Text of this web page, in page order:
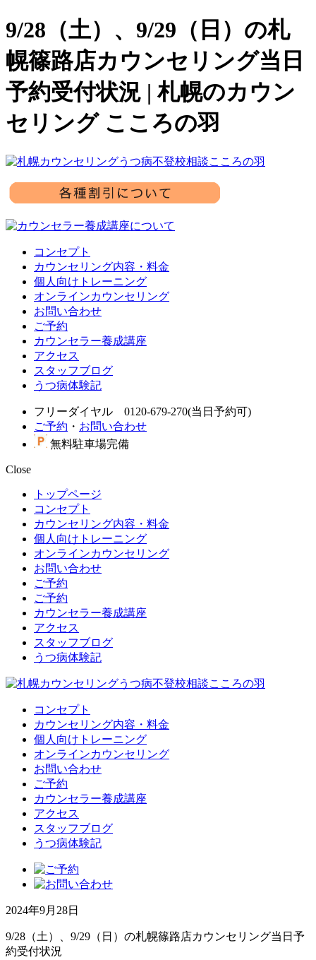
9/28（土）、9/29（日）の札
幌篠路店カウンセリング当日
予約受付状況 | 札幌のカウン
セリング こころの羽
コンセプト
カウンセリング内容・料金
個人向けトレーニング
オンラインカウンセリング
お問い合わせ
ご予約
カウンセラー養成講座
アクセス
スタッフブログ
うつ病体験記
フリーダイヤル 0120-679-270(当日予約可)
ご予約 ・ お問い合わせ
無料駐車場完備
Close
トップページ
コンセプト
カウンセリング内容・料金
個人向けトレーニング
オンラインカウンセリング
お問い合わせ
ご予約
ご予約
カウンセラー養成講座
アクセス
スタッフブログ
うつ病体験記
コンセプト
カウンセリング内容・料金
個人向けトレーニング
オンラインカウンセリング
お問い合わせ
ご予約
カウンセラー養成講座
アクセス
スタッフブログ
うつ病体験記
2024年9月28日
9/28（土）、9/29（日）の札幌篠路店カウンセリング当日予
約受付状況